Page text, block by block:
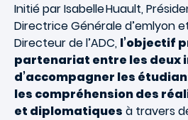
Initié par Isabelle Huault,
Directrice Générale d’emlyon
Directeur de l’ADC, l’objectif
partenariat entre les deux
d’accompagner les
les compréhension des
et diplomatiques à travers